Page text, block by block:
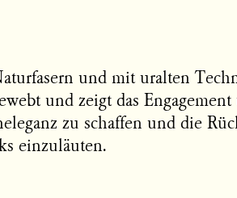
und mit uralten
und zeigt das Engagement
zu schaffen und die
einzuläuten.